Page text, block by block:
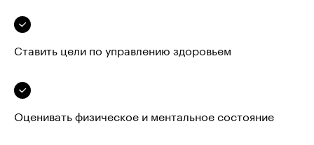
Ставить цели по управлению здоровьем
Оценивать физическое и ментальное состояние